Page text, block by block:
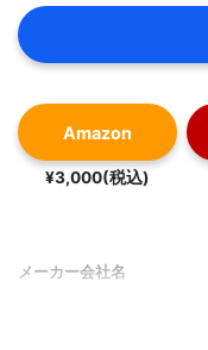
Amazon
¥3,000(税込)
メーカー会社名